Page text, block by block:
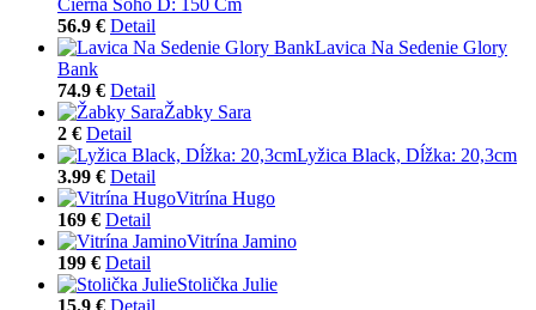
56.9 € Detail
Lavica Na Sedenie Glory
Bank
74.9 € Detail
Žabky Sara
2 € Detail
Lyžica Black, Dĺžka: 20,3cm
3.99 € Detail
Vitrína Hugo
169 € Detail
Vitrína Jamino
199 € Detail
Stolička Julie
15.9 € Detail